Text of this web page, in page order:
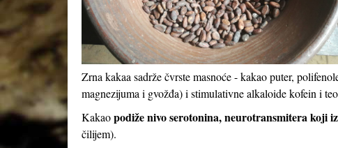
Zrna kakaa sadrže čvrste masnoće - kakao puter,
magnezijuma i gvožđa) i stimulativne alkaloide kofein i
Kakaopodiže nivo serotonina, neurotransmitera koji
čilijem).